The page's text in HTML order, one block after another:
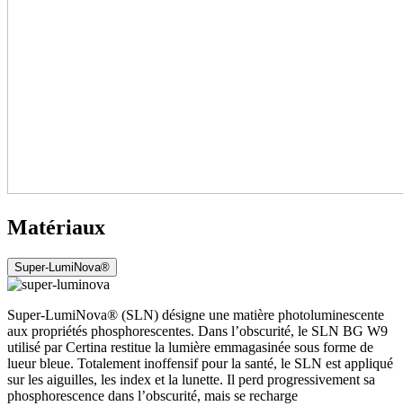
Matériaux
Super-LumiNova®
Super-LumiNova® (SLN) désigne une matière photoluminescente
aux propriétés phosphorescentes. Dans l’obscurité, le SLN BG W9
utilisé par Certina restitue la lumière emmagasinée sous forme de
lueur bleue. Totalement inoffensif pour la santé, le SLN est appliqué
sur les aiguilles, les index et la lunette. Il perd progressivement sa
phosphorescence dans l’obscurité, mais se recharge